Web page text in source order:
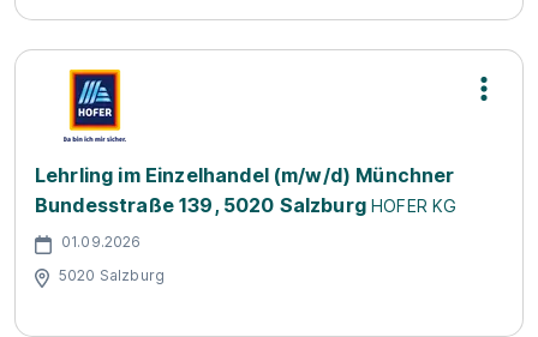
Lehrling im Einzelhandel (m/w/d) Münchner
Bundesstraße 139, 5020 Salzburg HOFER KG
01.09.2026
5020 Salzburg